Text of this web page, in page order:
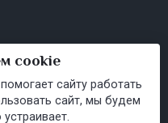
cookie
сайту работать
сайт, мы будем